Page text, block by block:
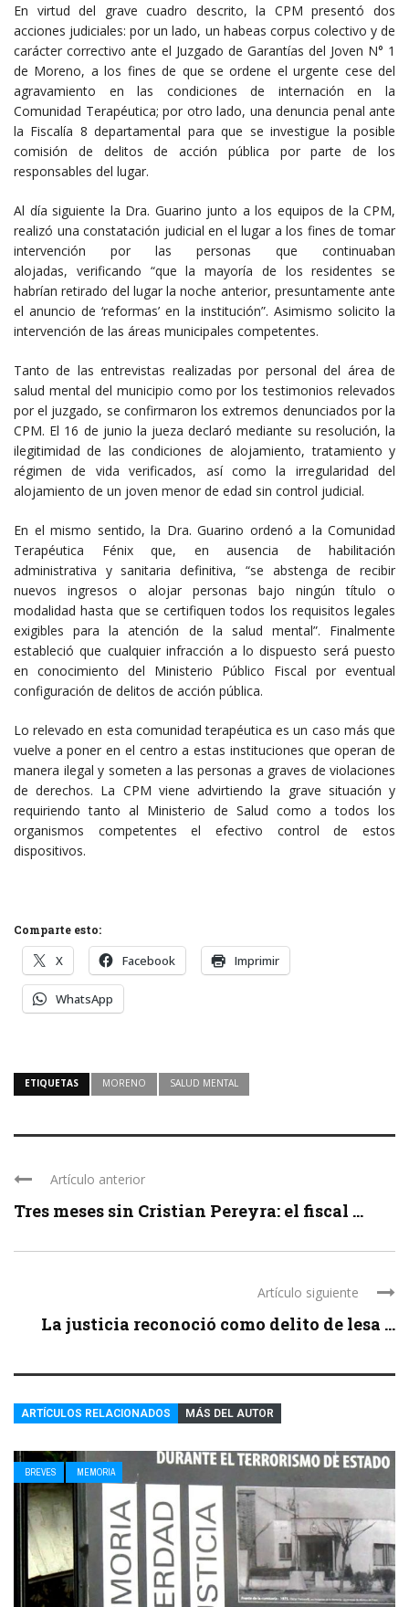
En virtud del grave cuadro descrito, la CPM presentó dos
acciones judiciales: por un lado, un habeas corpus colectivo y de
carácter correctivo ante el Juzgado de Garantías del Joven N° 1
de Moreno, a los fines de que se ordene el urgente cese del
agravamiento en las condiciones de internación en la
Comunidad Terapéutica; por otro lado, una denuncia penal ante
la Fiscalía 8 departamental para que se investigue la posible
comisión de delitos de acción pública por parte de los
responsables del lugar.
Al día siguiente la Dra. Guarino junto a los equipos de la CPM,
realizó una constatación judicial en el lugar a los fines de tomar
intervención por las personas que continuaban
alojadas, verificando “que la mayoría de los residentes se
habrían retirado del lugar la noche anterior, presuntamente ante
el anuncio de ‘reformas’ en la institución”. Asimismo solicito la
intervención de las áreas municipales competentes.
Tanto de las entrevistas realizadas por personal del área de
salud mental del municipio como por los testimonios relevados
por el juzgado, se confirmaron los extremos denunciados por la
CPM. El 16 de junio la jueza declaró mediante su resolución, la
ilegitimidad de las condiciones de alojamiento, tratamiento y
régimen de vida verificados, así como la irregularidad del
alojamiento de un joven menor de edad sin control judicial.
En el mismo sentido, la Dra. Guarino ordenó a la Comunidad
Terapéutica Fénix que, en ausencia de habilitación
administrativa y sanitaria definitiva, “se abstenga de recibir
nuevos ingresos o alojar personas bajo ningún título o
modalidad hasta que se certifiquen todos los requisitos legales
exigibles para la atención de la salud mental”. Finalmente
estableció que cualquier infracción a lo dispuesto será puesto
en conocimiento del Ministerio Público Fiscal por eventual
configuración de delitos de acción pública.
Lo relevado en esta comunidad terapéutica es un caso más que
vuelve a poner en el centro a estas instituciones que operan de
manera ilegal y someten a las personas a graves de violaciones
de derechos. La CPM viene advirtiendo la grave situación y
requiriendo tanto al Ministerio de Salud como a todos los
organismos competentes el efectivo control de estos
dispositivos.
Comparte esto:
X Facebook Imprimir
WhatsApp
ETIQUETAS MORENO SALUD MENTAL
Artículo anterior
Tres meses sin Cristian Pereyra: el fiscal ...
Artículo siguiente
La justicia reconoció como delito de lesa ...
ARTÍCULOS RELACIONADOS MÁS DEL AUTOR
BREVES MEMORIA